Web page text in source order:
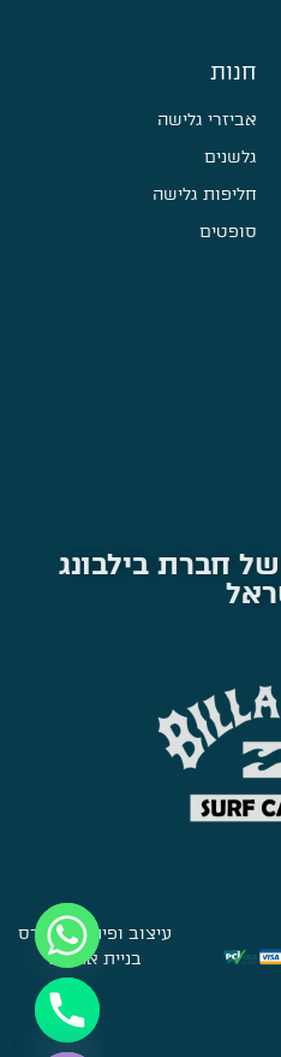
חנות
אביזרי גלישה
גלשנים
חליפות גלישה
סופטים
חברת בילבונג
עיצוב ופיתוח:סברס
בניית אתרים
Hide chaty